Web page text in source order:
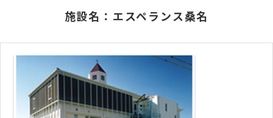
施設名：エスペランス桑名